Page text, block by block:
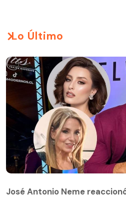
Lo Último
José Antonio Neme